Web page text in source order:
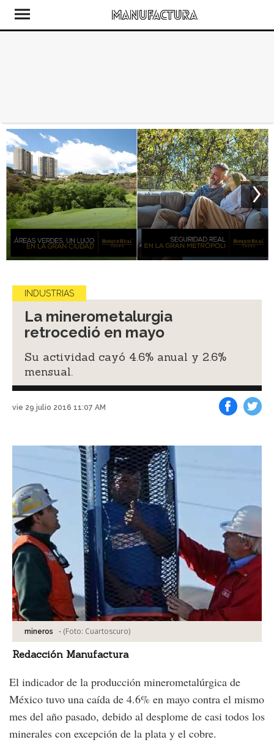
INDUSTRIAS
La minerometalurgia
retrocedió en mayo
Su actividad cayó 4.6% anual y 2.6%
mensual.
vie 29 julio 2016 11:07 AM
mineros - (Foto: Cuartoscuro)
Redacción Manufactura
El indicador de la producción minerometalúrgica de
México tuvo una caída de 4.6% en mayo contra el mismo
mes del año pasado, debido al desplome de casi todos los
minerales con excepción de la plata y el cobre.